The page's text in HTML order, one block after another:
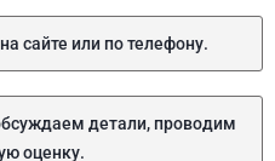
сайте или по телефону.
детали, проводим
оценку.